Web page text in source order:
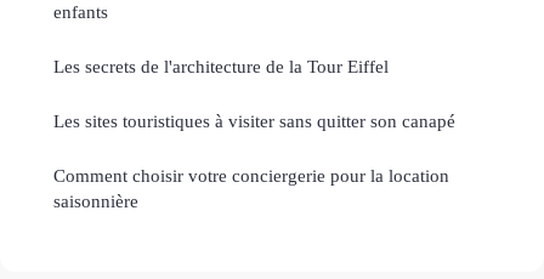
enfants
Les secrets de l'architecture de la Tour Eiffel
Les sites touristiques à visiter sans quitter son canapé
Comment choisir votre conciergerie pour la location
saisonnière